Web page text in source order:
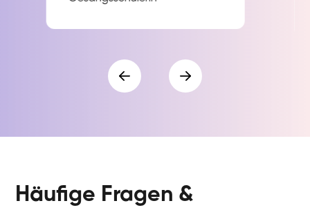
Häufige Fragen &